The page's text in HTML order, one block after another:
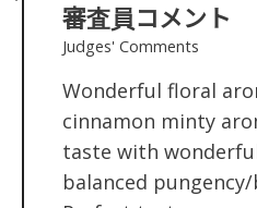
審査員コメント
Judges' Comments
Wonderful floral
cinnamon minty
taste with
balanced